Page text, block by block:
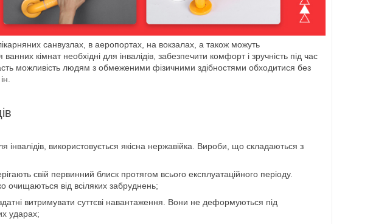
санвузлах, в аеропортах, на вокзалах, а також можуть
кімнат необхідні для інвалідів, забезпечити комфорт і зручність під час
можливість людям з обмеженими фізичними здібностями обходитися без
інвалідів, використовується якісна нержавійка. Вироби, що складаються з
свій первинний блиск протягом всього експлуатаційного періоду.
очищаються від всіляких забруднень;
здатні витримувати суттєві навантаження. Вони не деформуються під
ударах;